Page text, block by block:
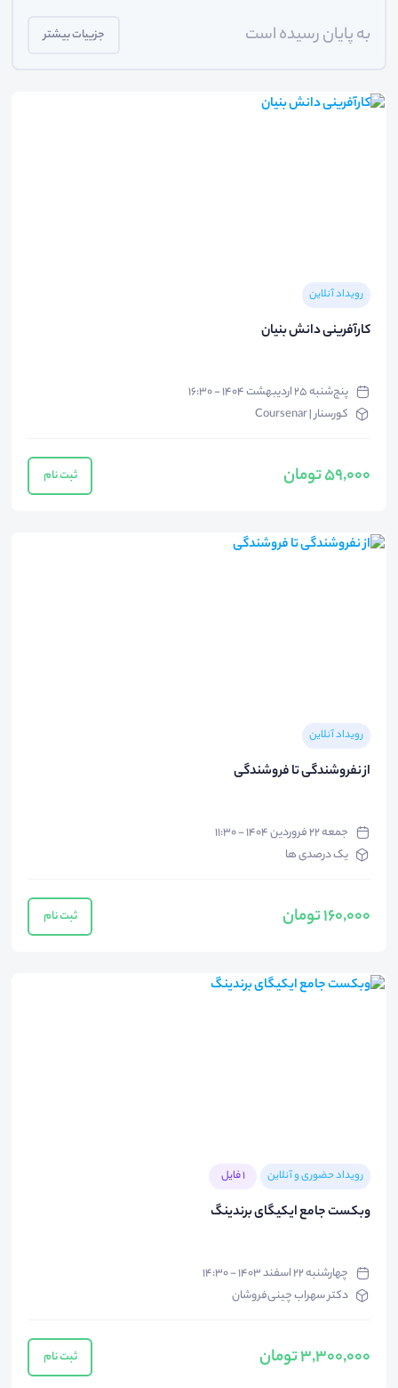
به پایان رسیده است جزییات بیشتر
رویداد آنلاین
کارآفرینی دانش بنیان
پنج‌شنبه ۲۵ اردیبهشت ۱۴۰۴ - ۱۶:۳۰
کورسنار | Coursenar
59,000 تومان ثبت نام
رویداد آنلاین
از نفروشندگی تا فروشندگی
جمعه ۲۲ فروردین ۱۴۰۴ - ۱۱:۳۰
یک درصدی ها
160,000 تومان ثبت نام
رویداد حضوری و آنلاین 1 فایل
وبکست جامع ایکیگای برندینگ
چهارشنبه ۲۲ اسفند ۱۴۰۳ - ۱۴:۳۰
دکتر سهراب چینی‌فروشان
3,300,000 تومان ثبت نام